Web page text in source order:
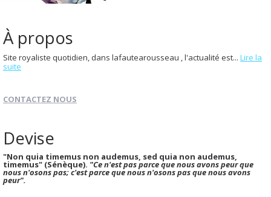
À propos
Site royaliste quotidien, dans lafautearousseau , l'actualité est... Lire la
suite
CONTACTEZ NOUS
Devise
"Non quia timemus non audemus, sed quia non audemus,
timemus" (Sénèque). "Ce n'est pas parce que nous avons peur que
nous n'osons pas; c'est parce que nous n'osons pas que nous avons
peur".